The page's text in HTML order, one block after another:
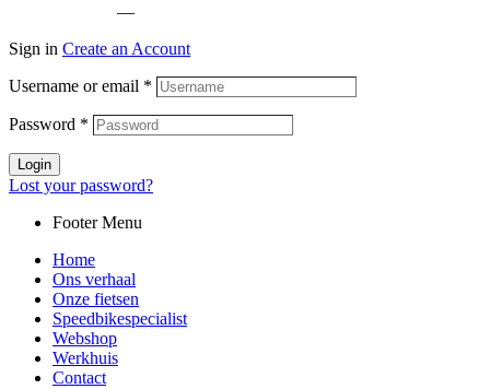
—
Sign in Create an Account
Username or email *
Password *
Login
Lost your password?
Footer Menu
Home
Ons verhaal
Onze fietsen
Speedbikespecialist
Webshop
Werkhuis
Contact